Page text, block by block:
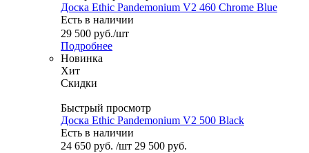
Доска Ethic Pandemonium V2 460 Chrome Blue
Есть в наличии
29 500 руб./шт
Подробнее
Новинка
Хит
Скидки
Быстрый просмотр
Доска Ethic Pandemonium V2 500 Black
Есть в наличии
24 650 руб. /шт 29 500 руб.